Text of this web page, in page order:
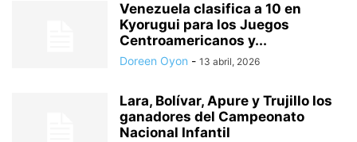
Venezuela clasifica a 10 en
Kyorugui para los Juegos
Centroamericanos y...
Doreen Oyon - 13 abril, 2026
Lara, Bolívar, Apure y Trujillo los
ganadores del Campeonato
Nacional Infantil